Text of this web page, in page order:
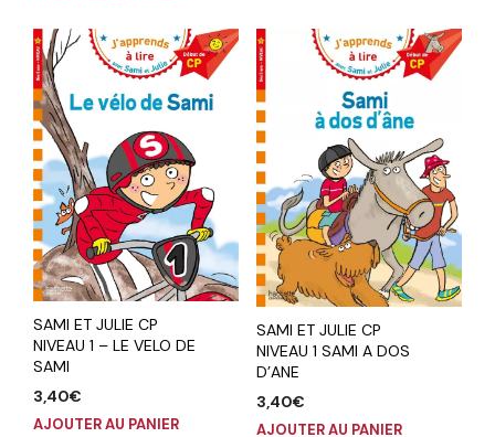
SAMI ET JULIE CP
NIVEAU 1 – LE VELO DE
SAMI
3,40€
AJOUTER AU PANIER
SAMI ET JULIE CP
NIVEAU 1 SAMI A DOS
D’ANE
3,40€
AJOUTER AU PANIER